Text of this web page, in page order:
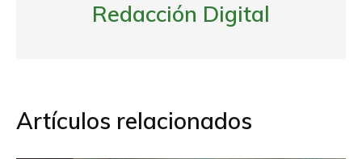
Redacción Digital
Artículos relacionados